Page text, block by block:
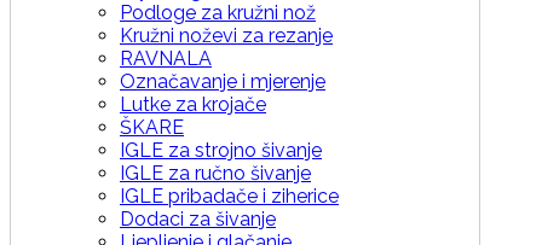
Podloge za kružni nož
Kružni noževi za rezanje
RAVNALA
Označavanje i mjerenje
Lutke za krojače
ŠKARE
IGLE za strojno šivanje
IGLE za ručno šivanje
IGLE pribadače i ziherice
Dodaci za šivanje